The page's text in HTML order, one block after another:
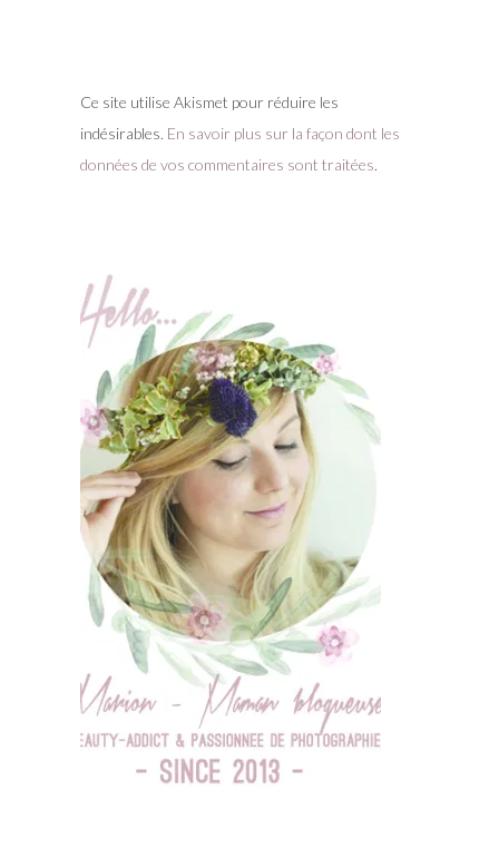
Ce site utilise Akismet pour réduire les
indésirables. En savoir plus sur la façon dont les
données de vos commentaires sont traitées.